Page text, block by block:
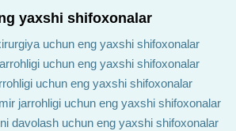
yaxshi shifoxonalar
uchun eng yaxshi shifoxonalar
uchun eng yaxshi shifoxonalar
uchun eng yaxshi shifoxonalar
jarrohligi uchun eng yaxshi shifoxonalar
davolash uchun eng yaxshi shifoxonalar